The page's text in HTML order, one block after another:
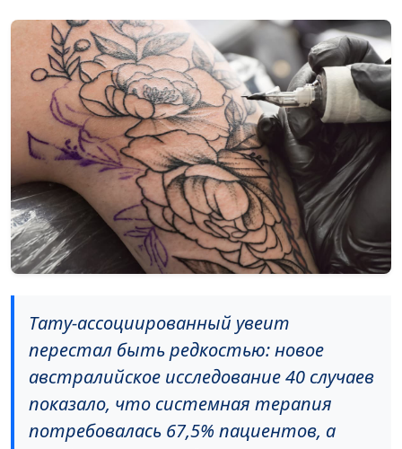
Тату-ассоциированный увеит
перестал быть редкостью: новое
австралийское исследование 40 случаев
показало, что системная терапия
потребовалась 67,5% пациентов, а